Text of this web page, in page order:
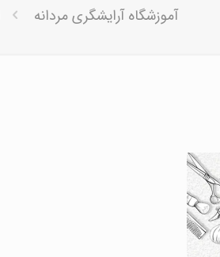
آموزشگاه آرایشگری مردانه